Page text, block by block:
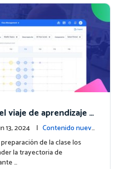
viaje de aprendizaje d
la nueva predicción d
13, 2024 | Contenido nuev
de la clase los
la trayectoria de
…